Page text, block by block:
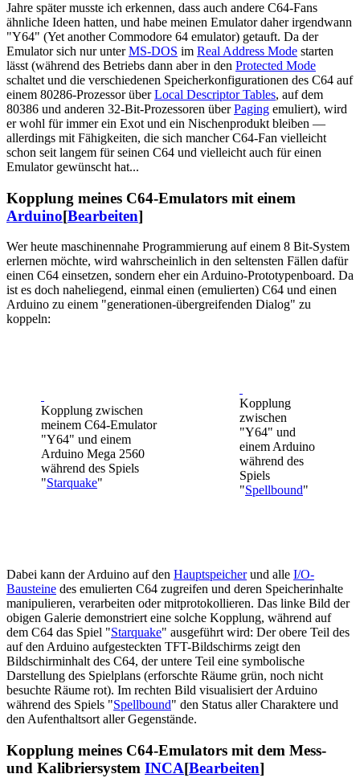
Jahre später musste ich erkennen, dass auch andere C64-Fans
ähnliche Ideen hatten, und habe meinen Emulator daher irgendwann
"Y64" (Yet another Commodore 64 emulator) getauft. Da der
Emulator sich nur unterMS-DOS im Real Address Mode starten
lässt (während des Betriebs dann aber in den Protected Mode
schaltet und die verschiedenen Speicherkonfigurationen des C64 auf
einem 80286-Prozessor überLocal Descriptor Tables, auf dem
80386 und anderen 32-Bit-Prozessoren überPaging emuliert), wird
er wohl für immer ein Exot und ein Nischenprodukt bleiben —
allerdings mit Fähigkeiten, die sich mancher C64-Fan vielleicht
schon seit langem für seinen C64 und vielleicht auch für einen
Emulator gewünscht hat...
Kopplung meines C64-Emulators mit einem
Arduino[Bearbeiten]
Wer heute maschinennahe Programmierung auf einem 8 Bit-System
erlernen möchte, wird wahrscheinlich in den seltensten Fällen dafür
einen C64 einsetzen, sondern eher ein Arduino-Prototypenboard. Da
ist es doch naheliegend, einmal einen (emulierten) C64 und einen
Arduino zu einem "generationen-übergreifenden Dialog" zu
koppeln:
Kopplung zwischen
meinem C64-Emulator
"Y64" und einem
Arduino Mega 2560
während des Spiels
"Starquake"
Kopplung
zwischen
"Y64" und
einem Arduino
während des
Spiels
"Spellbound"
Dabei kann der Arduino auf den Hauptspeicherund alle I/O-
Bausteine des emulierten C64 zugreifen und deren Speicherinhalte
manipulieren, verarbeiten oder mitprotokollieren. Das linke Bild der
obigen Galerie demonstriert eine solche Kopplung, während auf
dem C64 das Spiel "Starquake" ausgeführt wird: Der obere Teil des
auf den Arduino aufgesteckten TFT-Bildschirms zeigt den
Bildschirminhalt des C64, der untere Teil eine symbolische
Darstellung des Spielplans (erforschte Räume grün, noch nicht
besuchte Räume rot). Im rechten Bild visualisiert der Arduino
während des Spiels "Spellbound" den Status aller Charaktere und
den Aufenthaltsort aller Gegenstände.
Kopplung meines C64-Emulators mit dem Mess-
und Kalibriersystem INCA[Bearbeiten]